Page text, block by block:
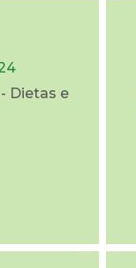
Dietas e